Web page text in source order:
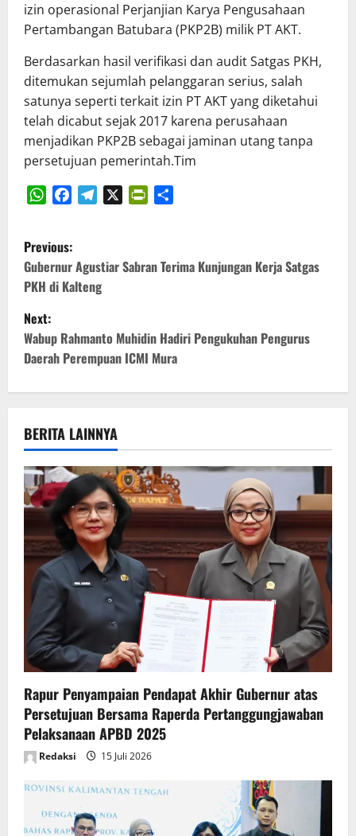
izin operasional Perjanjian Karya Pengusahaan
Pertambangan Batubara (PKP2B) milik PT AKT.
Berdasarkan hasil verifikasi dan audit Satgas PKH,
ditemukan sejumlah pelanggaran serius, salah
satunya seperti terkait izin PT AKT yang diketahui
telah dicabut sejak 2017 karena perusahaan
menjadikan PKP2B sebagai jaminan utang tanpa
persetujuan pemerintah.Tim
P
o
s
t
n
v
i
g
a
t
i
o
n
Previous:
Gubernur Agustiar Sabran Terima Kunjungan Kerja Satgas
PKH di Kalteng
Next:
Wabup Rahmanto Muhidin Hadiri Pengukuhan Pengurus
Daerah Perempuan ICMI Mura
BERITA LAINNYA
Rapur Penyampaian Pendapat Akhir Gubernur atas
Persetujuan Bersama Raperda Pertanggungjawaban
Pelaksanaan APBD 2025
Redaksi 15 Juli 2026